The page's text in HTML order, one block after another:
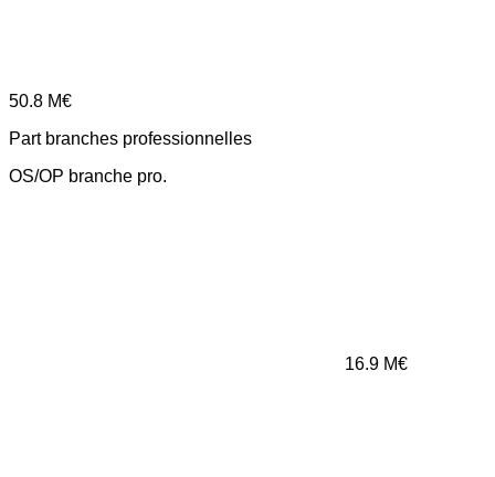
50.8 M€
Part branches professionnelles
OS/OP branche pro.
16.9 M€